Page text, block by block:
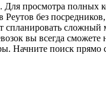
просмотра полных
Реутов без
сложный
вы всегда сможете
Начните поиск прямо